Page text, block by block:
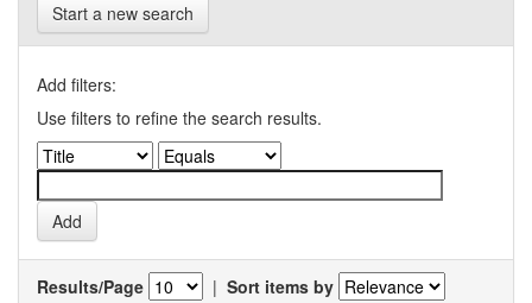
Start a new search
Add filters:
Use filters to refine the search results.
Results/Page | Sort items by